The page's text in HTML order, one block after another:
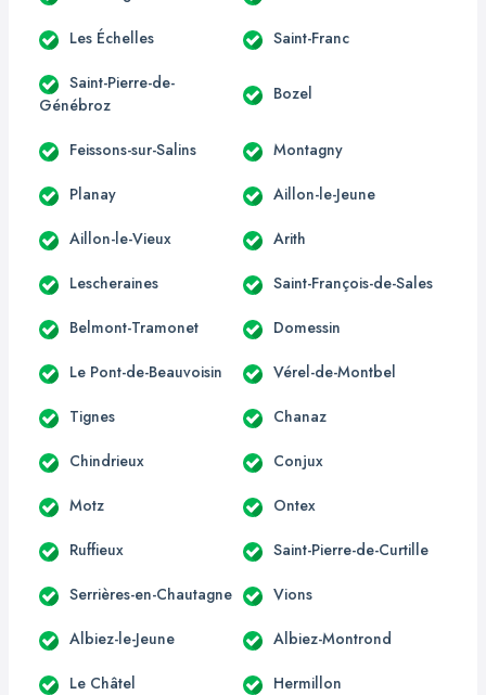
Les Échelles Saint-Franc
Saint-Pierre-de-
Génébroz
Bozel
Feissons-sur-Salins Montagny
Planay Aillon-le-Jeune
Aillon-le-Vieux Arith
Lescheraines Saint-François-de-Sales
Belmont-Tramonet Domessin
Le Pont-de-Beauvoisin Vérel-de-Montbel
Tignes Chanaz
Chindrieux Conjux
Motz Ontex
Ruffieux Saint-Pierre-de-Curtille
Serrières-en-Chautagne Vions
Albiez-le-Jeune Albiez-Montrond
Le Châtel Hermillon